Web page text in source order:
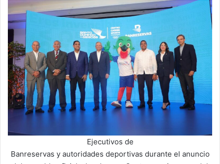
Ejecutivos de
Banreservas y autoridades deportivas durante el anuncio